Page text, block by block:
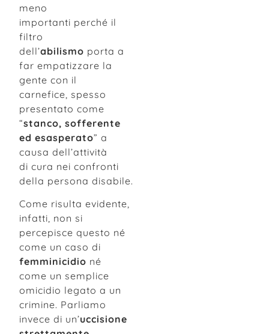
meno
importanti perché il
filtro
dell’abilismo porta a
far empatizzare la
gente con il
carnefice, spesso
presentato come
“stanco, sofferente
ed esasperato” a
causa dell’attività
di cura nei confronti
della persona disabile.
Come risulta evidente,
infatti, non si
percepisce questo né
come un caso di
femminicidio né
come un semplice
omicidio legato a un
crimine. Parliamo
invece di un’uccisione